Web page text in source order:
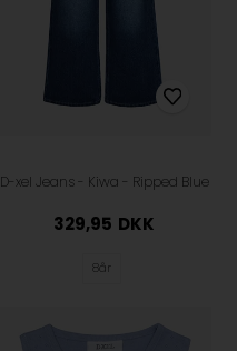
D-xel Jeans - Kiwa - Ripped Blue
329,95 DKK
8år